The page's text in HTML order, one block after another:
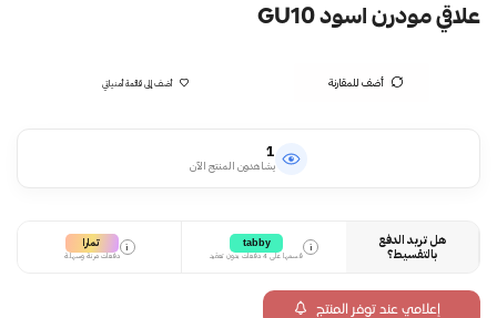
علاقي مودرن اسود GU10
أضف للمقارنة أضف إلى قائمة أمنياتي
1
يشاهدون المنتج الآن
هل تريد الدفع
بالتقسيط؟
i
tabby
قسمها على 4 دفعات بدون تعقيد
i تمارا
دفعات مرنة وسهلة
إعلامي عند توفر المنتج